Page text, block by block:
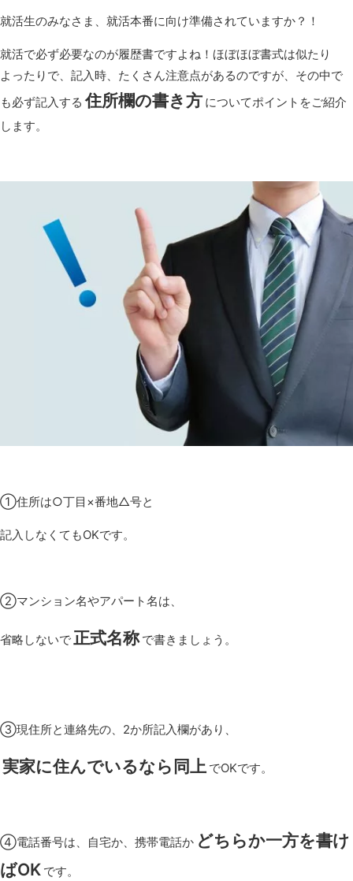
就活生のみなさま、就活本番に向け準備されていますか？！
就活で必ず必要なのが履歴書ですよね！ほぼほぼ書式は似たり
よったりで、記入時、たくさん注意点があるのですが、その中で
も必ず記入する 住所欄の書き方 についてポイントをご紹介
します。
①住所は○丁目×番地△号と
記入しなくてもOKです。
②マンション名やアパート名は、
省略しないで正式名称 で書きましょう。
③現住所と連絡先の、2か所記入欄があり、
実家に住んでいるなら同上 でOKです。
④電話番号は、自宅か、携帯電話か どちらか一方を書け
ばOK です。